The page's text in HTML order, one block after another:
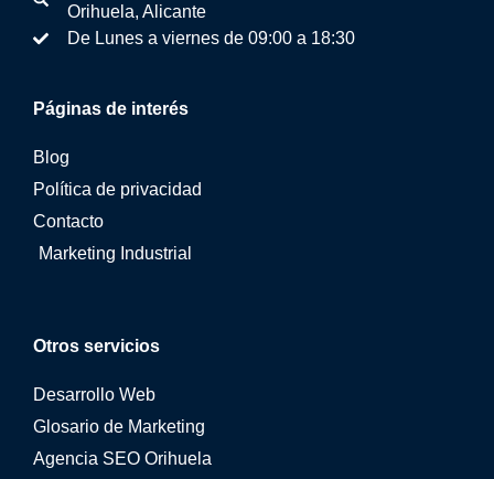
Otros servicios
Desarrollo Web
Glosario de Marketing
Agencia SEO Orihuela
Páginas de interés
Blog
Política de privacidad
Contacto
Marketing Industrial
Orihuela, Alicante
De Lunes a viernes de 09:00 a 18:30